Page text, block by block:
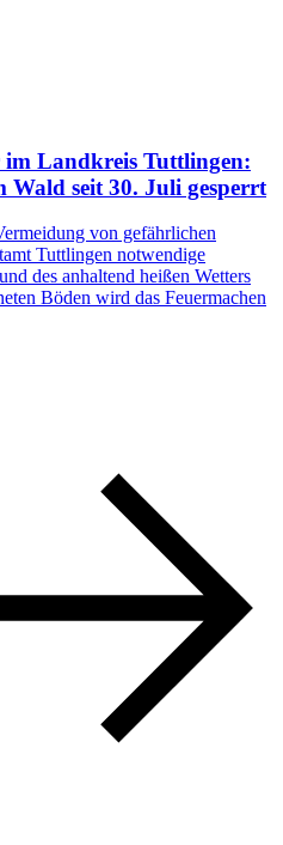
Landkreis Tuttlingen:
Wald seit 30. Juli gesperrt
von gefährlichen
Tuttlingen notwendige
des anhaltend heißen Wetters
Böden wird das Feuermachen